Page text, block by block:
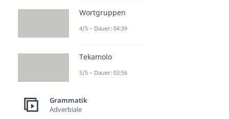
Wortgruppen
4/5 – Dauer: 04:39
Tekamolo
5/5 – Dauer: 03:56
Grammatik
Adverbiale